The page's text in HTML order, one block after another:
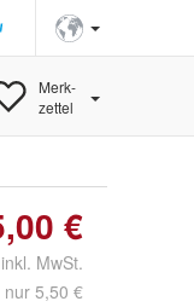
Merk-
zettel
€
MwSt.
nur 5,50 €